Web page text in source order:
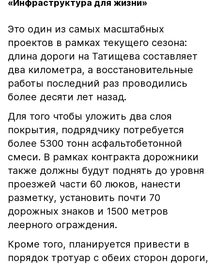
«Инфраструктура для жизни»
Это один из самых масштабных
проектов в рамках текущего сезона:
длина дороги на Татищева составляет
два километра, а восстановительные
работы последний раз проводились
более десяти лет назад.
Для того чтобы уложить два слоя
покрытия, подрядчику потребуется
более 5300 тонн асфальтобетонной
смеси. В рамках контракта дорожники
также должны будут поднять до уровня
проезжей части 60 люков, нанести
разметку, установить почти 70
дорожных знаков и 1500 метров
леерного ограждения.
Кроме того, планируется привести в
порядок тротуар с обеих сторон дороги,